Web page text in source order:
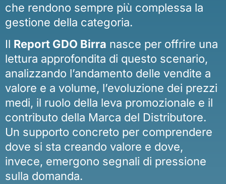
che rendono sempre più complessa la
gestione della categoria.
Il Report GDO Birra nasce per offrire una
lettura approfondita di questo scenario,
analizzando l’andamento delle vendite a
valore e a volume, l’evoluzione dei prezzi
medi, il ruolo della leva promozionale e il
contributo della Marca del Distributore.
Un supporto concreto per comprendere
dove si sta creando valore e dove,
invece, emergono segnali di pressione
sulla domanda.